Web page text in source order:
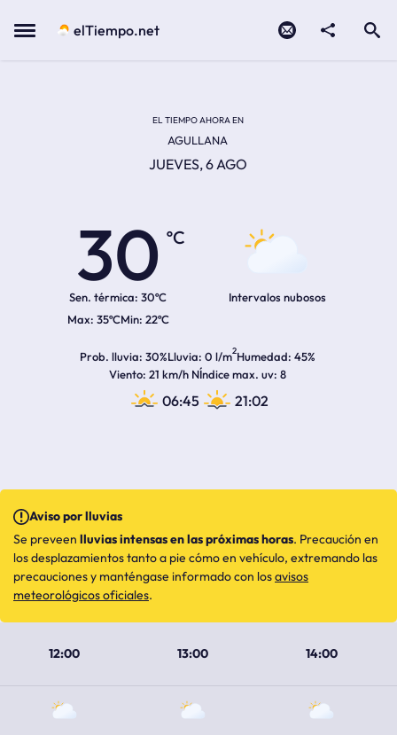
Menu elTiempo.net
EL TIEMPO AHORA EN
AGULLANA
JUEVES, 6 AGO
30
ºC
Sen. térmica: 30ºC
35ºC 22ºC
Intervalos nubosos
Prob. lluvia 30%Lluvia 0 l/m2Humedad 45%
Viento 21 km/h NÍndice max. uv 8
06:45 21:02
12:00 13:00 14:00
Aviso por lluvias
Se preveen lluvias intensas en las próximas horas. Precaución en
los desplazamientos tanto a pie cómo en vehículo, extremando las
precauciones y manténgase informado con losavisos
meteorológicos oficiales.